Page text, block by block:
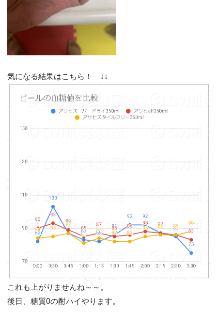
気になる結果はこちら！ ↓↓
これも上がりませんね～～。
後日、糖質0の酎ハイやります。